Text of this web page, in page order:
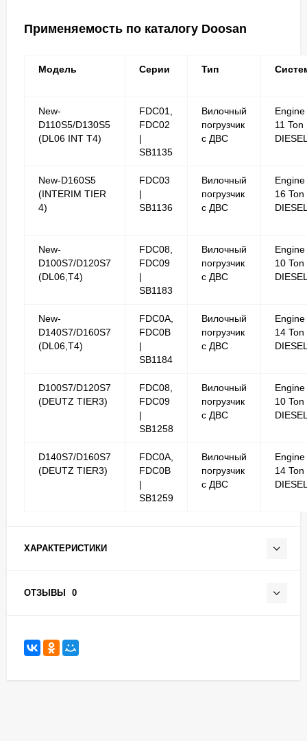
Применяемость по каталогу Doosan
Модель Серии Тип
New-
D110S5/D130S5
(DL06 INT T4)
FDC01,
FDC02
|
SB1135
Вилочный
погрузчик
с ДВС
Engine
11 Ton
New-D160S5
(INTERIM TIER
4)
FDC03
|
SB1136
Вилочный
погрузчик
с ДВС
Engine
16 Ton
New-
D100S7/D120S7
(DL06,T4)
FDC08,
FDC09
|
SB1183
Вилочный
погрузчик
с ДВС
Engine
10 Ton
New-
D140S7/D160S7
(DL06,T4)
FDC0A,
FDC0B
|
SB1184
Вилочный
погрузчик
с ДВС
Engine
14 Ton
D100S7/D120S7
(DEUTZ TIER3)
FDC08,
FDC09
|
SB1258
Вилочный
погрузчик
с ДВС
Engine
10 Ton
D140S7/D160S7
(DEUTZ TIER3)
FDC0A,
FDC0B
|
SB1259
Вилочный
погрузчик
с ДВС
Engine
14 Ton
ХАРАКТЕРИСТИКИ
ОТЗЫВЫ 0